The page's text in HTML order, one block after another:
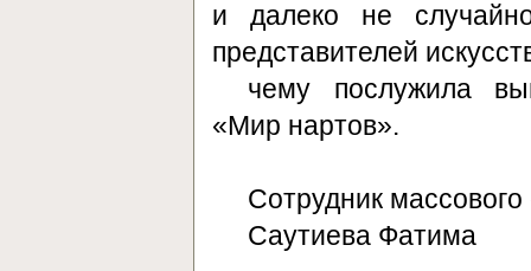
и далеко не
представителей
чему послужила
«Мир нартов».
Сотрудник
Саутиева Фатима